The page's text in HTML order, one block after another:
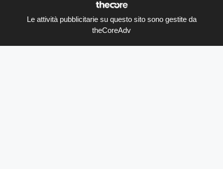
Le attività pubblicitarie su questo sito sono gestite da
theCoreAdv